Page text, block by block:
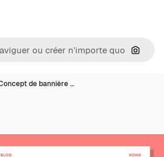
de bannière …